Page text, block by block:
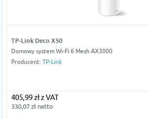
TP-Link Deco X50
Domowy system Wi-Fi 6 Mesh AX3000
Producent: TP-Link
405,99 zł z VAT
330,07 zł netto